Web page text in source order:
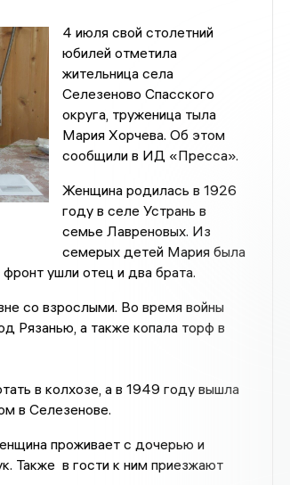
4 июля свой столетний
юбилей отметила
жительница села
Селезеново Спасского
округа, труженица тыла
Мария Хорчева. Об этом
сообщили в ИД «Пресса».
Женщина родилась в 1926
году в селе Устрань в
семье Лавреновых. Из
семерых детей Мария была
фронт ушли отец и два брата.
со взрослыми. Во время войны
Рязанью, а также копала торф в
в колхозе, а в 1949 году вышла
в Селезенове.
проживает с дочерью и
Также в гости к ним приезжают